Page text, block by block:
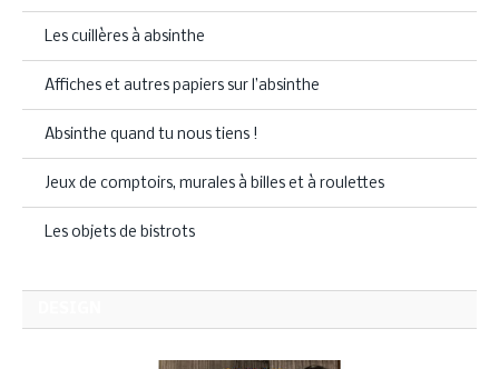
Les cuillères à absinthe
Affiches et autres papiers sur l’absinthe
Absinthe quand tu nous tiens !
Jeux de comptoirs, murales à billes et à roulettes
Les objets de bistrots